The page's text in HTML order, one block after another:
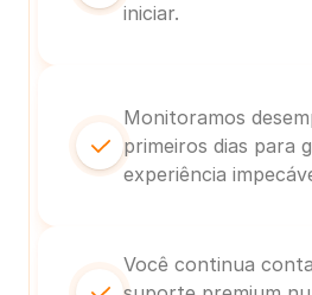
iniciar.
Monitoramos
primeiros dias para
experiência
Você continua